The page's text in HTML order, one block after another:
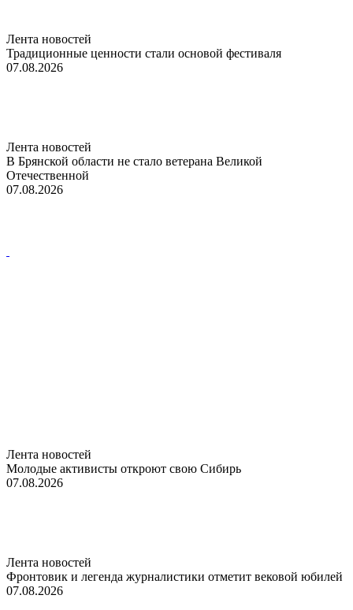
Лента новостей
Традиционные ценности стали основой фестиваля
07.08.2026
Лента новостей
В Брянской области не стало ветерана Великой
Отечественной
07.08.2026
Лента новостей
Молодые активисты откроют свою Сибирь
07.08.2026
Лента новостей
Фронтовик и легенда журналистики отметит вековой юбилей
07.08.2026